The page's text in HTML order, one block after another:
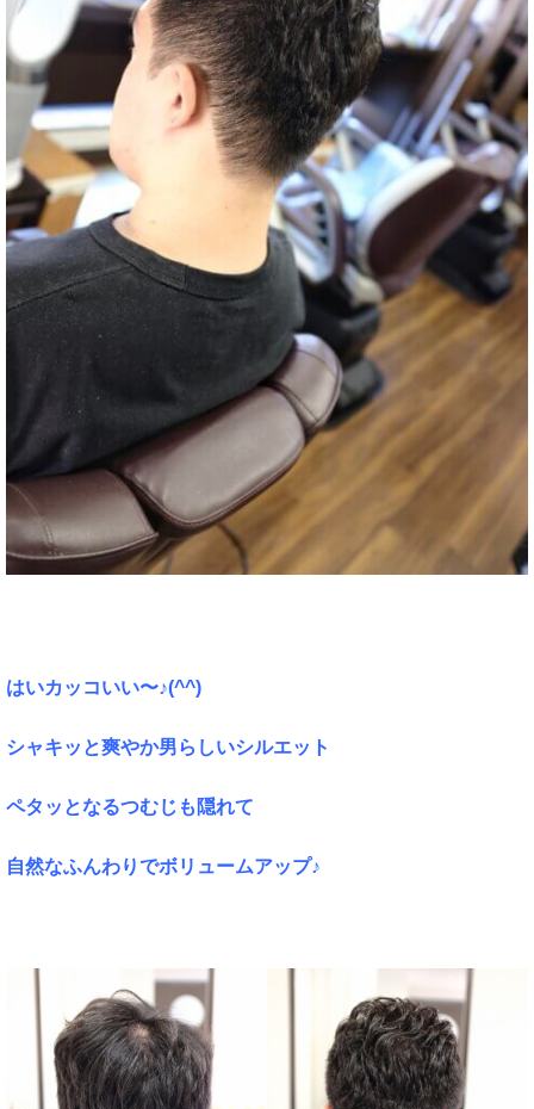
はいカッコいい〜♪(^^)
シャキッと爽やか男らしいシルエット
ペタッとなるつむじも隠れて
自然なふんわりでボリュームアップ♪